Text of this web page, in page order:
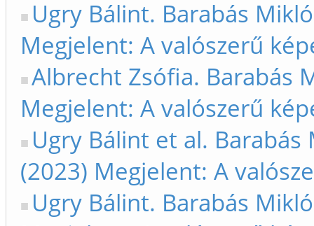
Ugry Bálint. Barabás
Megjelent: A valószerű
Albrecht Zsófia. Barabás
Megjelent: A valószerű
Ugry Bálint et al.
(2023) Megjelent: A
Ugry Bálint. Barabás